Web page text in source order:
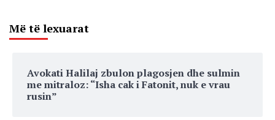
Më të lexuarat
Avokati Halilaj zbulon plagosjen dhe sulmin
me mitraloz: “Isha cak i Fatonit, nuk e vrau
rusin”